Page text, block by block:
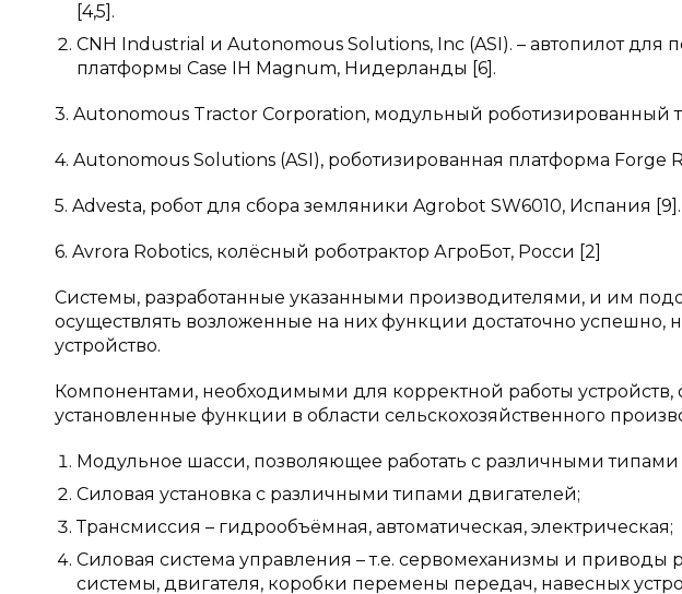
[4,5].
CNH Industrial и Autonomous Solutions, Inc (ASI). – автопилот для
платформы Case IH Magnum, Нидерланды [6].
3. Autonomous Tractor Corporation, модульный роботизированный
4. Autonomous Solutions (ASI), роботизированная платформа
5. Advesta, робот для сбора земляники Agrobot SW6010, Испания [9].
6. Avrora Robotics, колёсный роботрактор АгроБот, Росси [2]
Системы, разработанные указанными производителями, и им
осуществлять возложенные на них функции достаточно успешно,
устройство.
Компонентами, необходимыми для корректной работы
установленные функции в области сельскохозяйственного
Модульное шасси, позволяющее работать с различными типами
Силовая установка с различными типами двигателей;
Трансмиссия – гидрообъёмная, автоматическая, электрическая;
Силовая система управления – т.е. сервомеханизмы и приводы
системы, двигателя, коробки перемены передач, навесных